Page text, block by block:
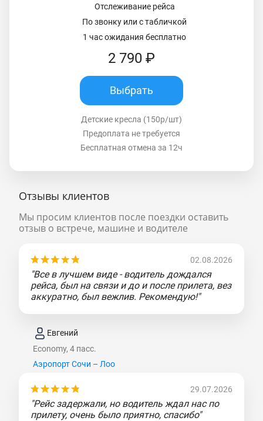
Отслеживание рейса
По звонку или с табличкой
1 час ожидания бесплатно
2 790 ₽
Выбрать
Детские кресла (150р/шт)
Предоплата не требуется
Бесплатная отмена за 12ч
Отзывы клиентов
Мы просим клиентов после поездки оставить
отзыв о встрече, машине и водителе
02.08.2026
"Все в лучшем виде - водитель дождался
рейса, был на связи и до и после прилета, вез
аккуратно, был вежлив. Рекомендую!"
Евгений
Economy, 4 пасс.
Аэропорт Сочи – Лоо
29.07.2026
"Рейс задержали, но водитель ждал нас по
прилету, очень было приятно, спасибо"